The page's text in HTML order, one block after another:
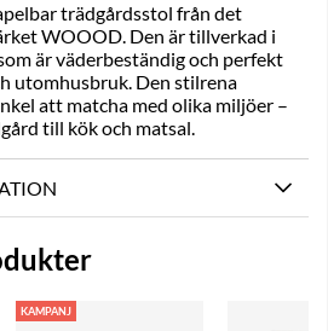
trädgårdsstol från det
WOOOD. Den är tillverkad i
är väderbeständig och perfekt
utomhusbruk. Den stilrena
att matcha med olika miljöer –
till kök och matsal.
KAMPANJ